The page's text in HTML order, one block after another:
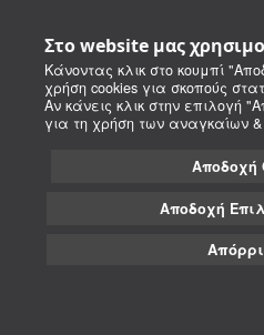
Στο website μας
Κάνοντας κλικ στο κουμπί
χρήση cookies για σκοπούς
Αν κάνεις κλικ στην επιλογή
για τη χρήση των αναγκαίων &
Αποδοχή
Αποδοχή